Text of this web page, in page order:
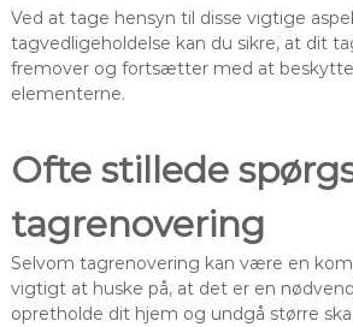
Ved at tage hensyn til disse vigtige
tagvedligeholdelse kan du sikre, at dit
fremover og fortsætter med at
elementerne.
Ofte stillede
tagrenovering
Selvom tagrenovering kan være en
vigtigt at huske på, at det er en
opretholde dit hjem og undgå større